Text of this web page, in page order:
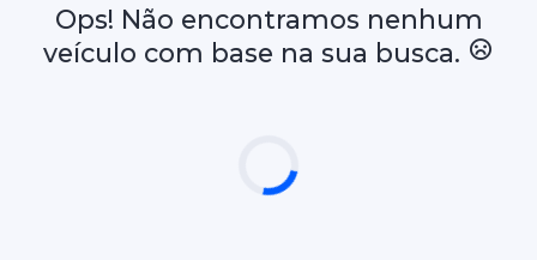
Ops! Não encontramos nenhum
veículo com base na sua busca.